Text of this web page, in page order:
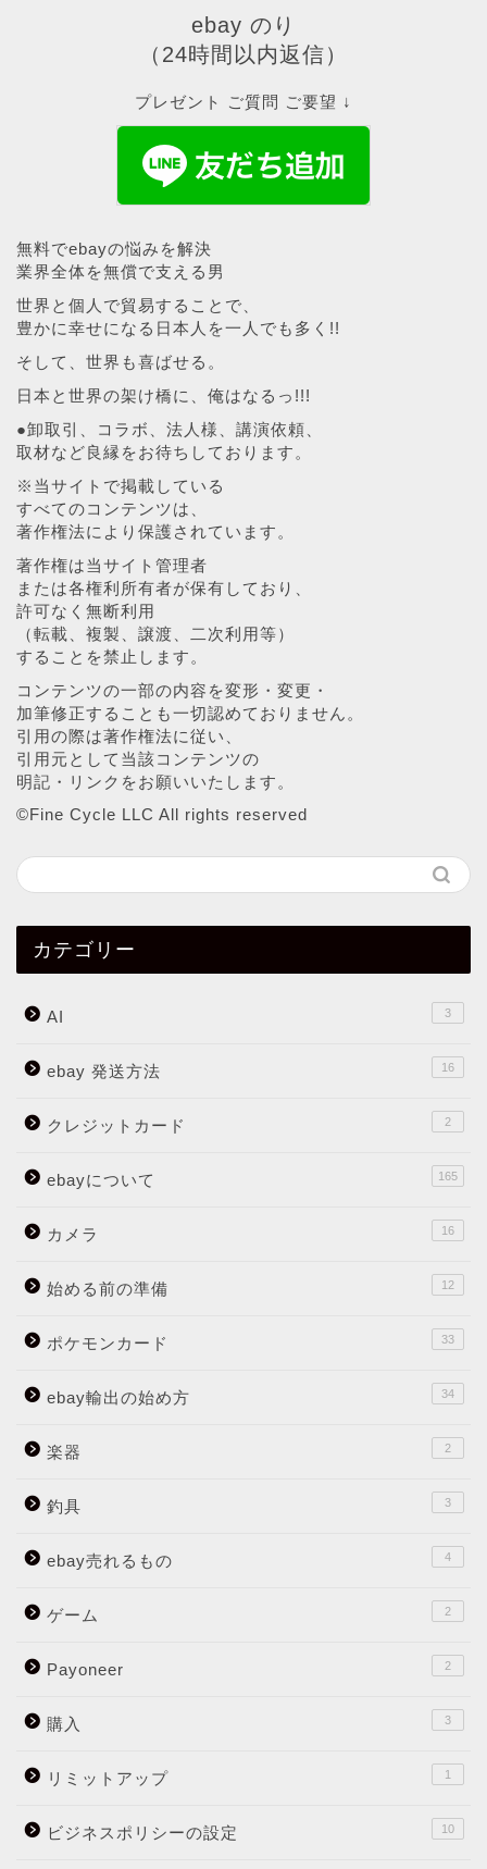
ebay のり
（24時間以内返信）
プレゼント ご質問 ご要望 ↓
無料でebayの悩みを解決
業界全体を無償で支える男
世界と個人で貿易することで、
豊かに幸せになる日本人を一人でも多く!!
そして、世界も喜ばせる。
日本と世界の架け橋に、俺はなるっ!!!
●卸取引、コラボ、法人様、講演依頼、
取材など良縁をお待ちしております。
※当サイトで掲載している
すべてのコンテンツは、
著作権法により保護されています。
著作権は当サイト管理者
または各権利所有者が保有しており、
許可なく無断利用
（転載、複製、譲渡、二次利用等）
することを禁止します。
コンテンツの一部の内容を変形・変更・
加筆修正することも一切認めておりません。
引用の際は著作権法に従い、
引用元として当該コンテンツの
明記・リンクをお願いいたします。
©︎Fine Cycle LLC All rights reserved
カテゴリー
AI 3
ebay 発送方法 16
クレジットカード 2
ebayについて 165
カメラ 16
始める前の準備 12
ポケモンカード 33
ebay輸出の始め方 34
楽器 2
釣具 3
ebay売れるもの 4
ゲーム 2
Payoneer 2
購入 3
リミットアップ 1
ビジネスポリシーの設定 10